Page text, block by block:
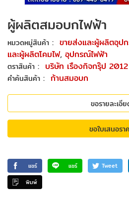
ผู้ผลิตสมอบกไฟฟ้า
หมวดหมู่สินค้า : ขายส่งและผู้ผลิตอุป
และผู้ผลิตโคมไฟ, อุปกรณ์ไฟฟ้า
ตราสินค้า : บริษัท เรืองกิจกรุ๊ป
คำค้นสินค้า : ก้านสมอบก
ขอรายละเอี
ขอใบเสนอรา
แชร์ แชร์ Tweet
พิมพ์